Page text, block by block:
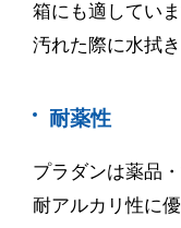
箱にも適していま
汚れた際に水拭
耐薬性
プラダンは薬品
耐アルカリ性に